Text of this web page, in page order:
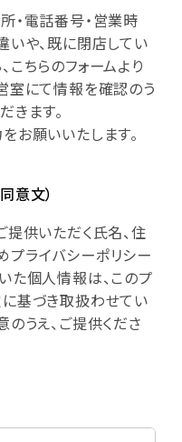
・電話番号・営業時
いや、既に閉店してい
ちらのフォームより
室にて情報を確認のう
きます。
お願いいたします。
意文）
提供いただく氏名、住
ライバシーポリシー
た個人情報は、このプ
基づき取扱わせてい
うえ、ご提供くださ